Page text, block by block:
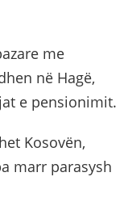
me
në Hagë,
e pensionimit.
Kosovën,
marr parasysh